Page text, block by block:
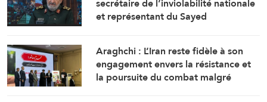
et représentant du Sayed
conseiller politique
Araghchi : L’Iran reste fidèle à son
engagement envers la résistance et
la poursuite du combat malgré